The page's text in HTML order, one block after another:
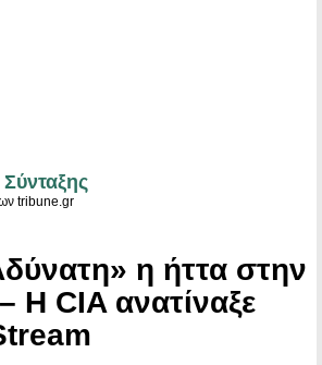
tribune.gr
η ήττα στην
H CIA ανατίναξε